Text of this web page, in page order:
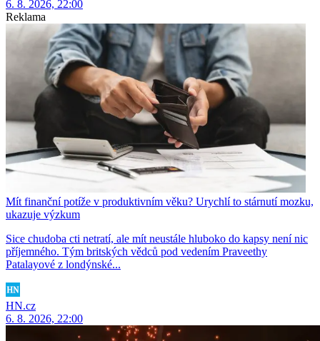
6. 8. 2026, 22:00
Reklama
Mít finanční potíže v produktivním věku? Urychlí to stárnutí mozku,
ukazuje výzkum
Sice chudoba cti netratí, ale mít neustále hluboko do kapsy není nic
příjemného. Tým britských vědců pod vedením Praveethy
Patalayové z londýnské...
HN.cz
6. 8. 2026, 22:00